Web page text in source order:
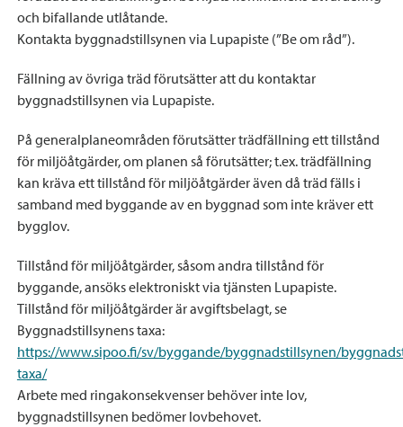
och bifallande utlåtande.
Kontakta byggnadstillsynen via Lupapiste (”Be om råd”).
Fällning av övriga träd förutsätter att du kontaktar
byggnadstillsynen via Lupapiste.
På generalplaneområden förutsätter trädfällning ett tillstånd
för miljöåtgärder, om planen så förutsätter; t.ex. trädfällning
kan kräva ett tillstånd för miljöåtgärder även då träd fälls i
samband med byggande av en byggnad som inte kräver ett
bygglov.
Tillstånd för miljöåtgärder, såsom andra tillstånd för
byggande, ansöks elektroniskt via tjänsten Lupapiste.
Tillstånd för miljöåtgärder är avgiftsbelagt, se
Byggnadstillsynens taxa:
https://www.sipoo.fi/sv/byggande/byggnadstillsynen/
taxa/
Arbete med ringakonsekvenser behöver inte lov,
byggnadstillsynen bedömer lovbehovet.